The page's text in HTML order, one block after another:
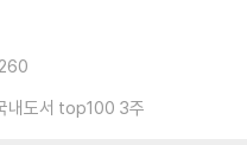
내도서 top100 3주